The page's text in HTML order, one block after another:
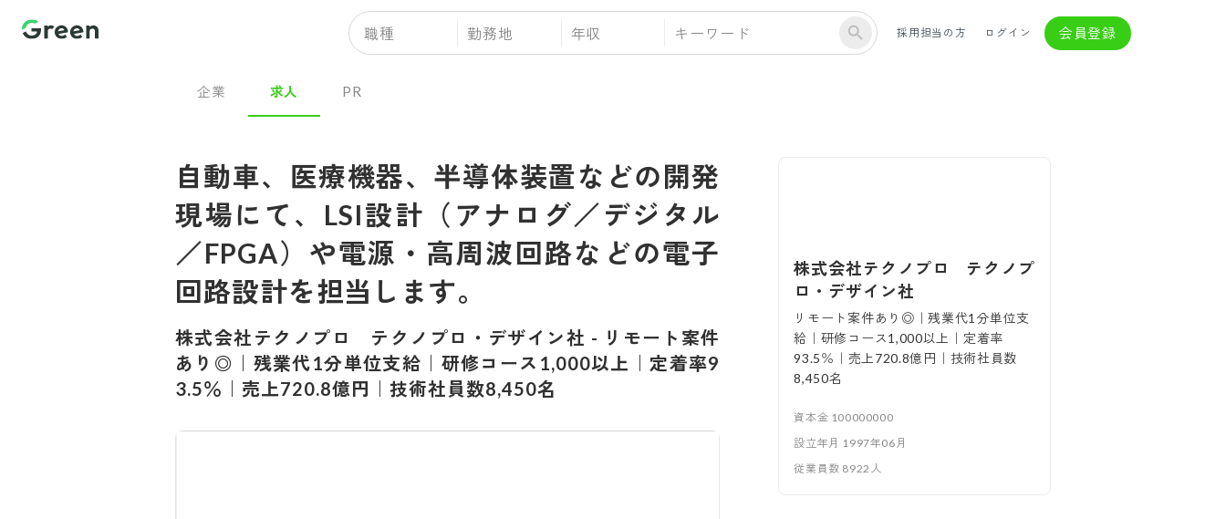
職種 勤務地 年収 採用担当の方 ログイン 会員登録
企業 求人 PR
自動車、医療機器、半導体装置などの開発
現場にて、LSI設計（アナログ／デジタル
／FPGA）や電源・高周波回路などの電子
回路設計を担当します。
株式会社テクノプロ テクノプロ・デザイン社 - リモート案件
あり◎｜残業代1分単位支給｜研修コース1,000以上｜定着率9
3.5％｜売上720.8億円｜技術社員数8,450名
株式会社テクノプロ テクノプ
ロ・デザイン社
リモート案件あり◎｜残業代1分単位支
給｜研修コース1,000以上｜定着率
93.5％｜売上720.8億円｜技術社員数
8,450名
資本金 100000000
設立年月 1997年06月
従業員数 8922 人